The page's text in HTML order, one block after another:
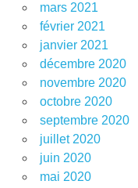
mars 2021
février 2021
janvier 2021
décembre 2020
novembre 2020
octobre 2020
septembre 2020
juillet 2020
juin 2020
mai 2020